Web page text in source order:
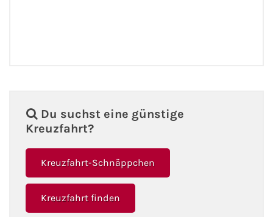
Du suchst eine günstige
Kreuzfahrt?
Kreuzfahrt-Schnäppchen
Kreuzfahrt finden